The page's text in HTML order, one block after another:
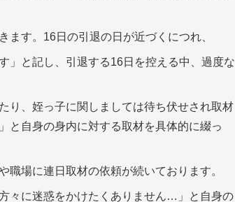
ます。16日の引退の日が近づくにつれ、
」と記し、引退する16日を控える中、過度な
り、姪っ子に関しましては待ち伏せされ取材
と自身の身内に対する取材を具体的に綴っ
職場に連日取材の依頼が続いております。
々に迷惑をかけたくありません…」と自身の